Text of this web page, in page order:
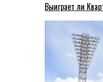
Выиграет ли